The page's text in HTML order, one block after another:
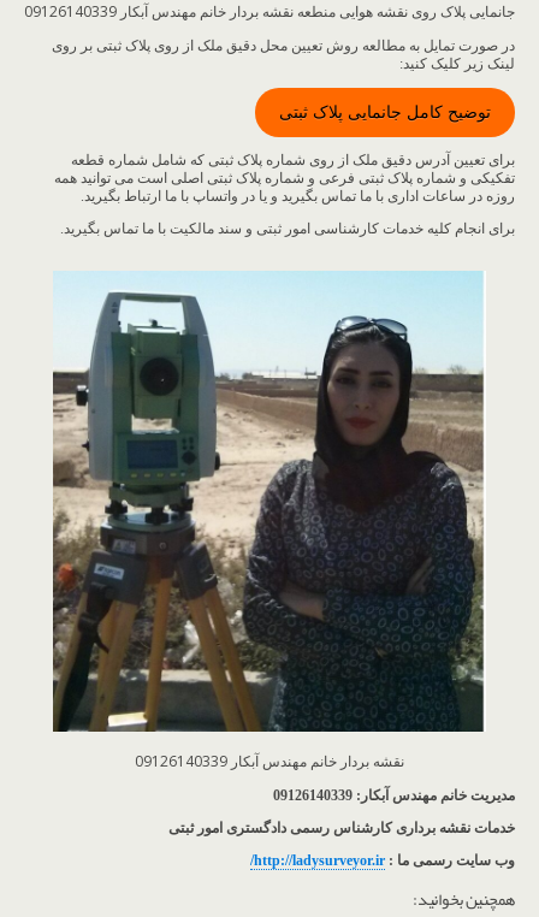
جانمایی پلاک روی نقشه هوایی منطعه نقشه بردار خانم مهندس آبکار 09126140339
در صورت تمایل به مطالعه روش تعیین محل دقیق ملک از روی پلاک ثبتی بر روی
لینک زیر کلیک کنید:
توضیح کامل جانمایی پلاک ثبتی
برای تعیین آدرس دقیق ملک از روی شماره پلاک ثبتی که شامل شماره قطعه
تفکیکی و شماره پلاک ثبتی فرعی و شماره پلاک ثبتی اصلی است می توانید همه
روزه در ساعات اداری با ما تماس بگیرید و یا در واتساپ با ما ارتباط بگیرید.
برای انجام کلیه خدمات کارشناسی امور ثبتی و سند مالکیت با ما تماس بگیرید.
نقشه بردار خانم مهندس آبکار 09126140339
مدیریت خانم مهندس آبکار: 09126140339
خدمات نقشه برداری کارشناس رسمی دادگستری امور ثبتی
وب سایت رسمی ما : http://ladysurveyor.ir/
همچنین بخوانید: